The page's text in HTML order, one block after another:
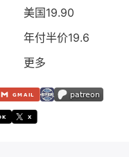
美国19.90
年付半价19.6
更多